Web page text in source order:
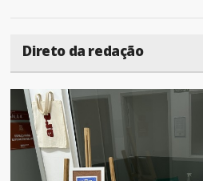
Direto da redação